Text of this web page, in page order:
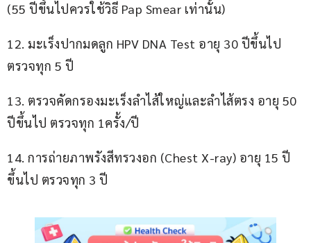
(55 ปีขึ้นไปควรใช้วิธี Pap Smear เท่านั้น)
12. มะเร็งปากมดลูก HPV DNA Test อายุ 30 ปีขึ้นไป
ตรวจทุก 5 ปี
13. ตรวจคัดกรองมะเร็งลำไส้ใหญ่และลำไส้ตรง อายุ 50
ปีขึ้นไป ตรวจทุก 1ครั้ง/ปี
14. การถ่ายภาพรังสีทรวงอก (Chest X-ray) อายุ 15 ปี
ขึ้นไป ตรวจทุก 3 ปี